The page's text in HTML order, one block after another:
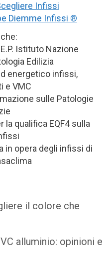
Infissi
Diemme Infissi ®
Istituto Nazione
Edilizia
energetico infissi,
e VMC
sulle Patologie
la qualifica EQF4 sulla
in opera degli infissi di
il colore che
alluminio: opinioni e